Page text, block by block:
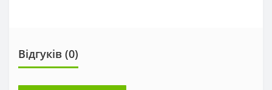
Відгуків (0)